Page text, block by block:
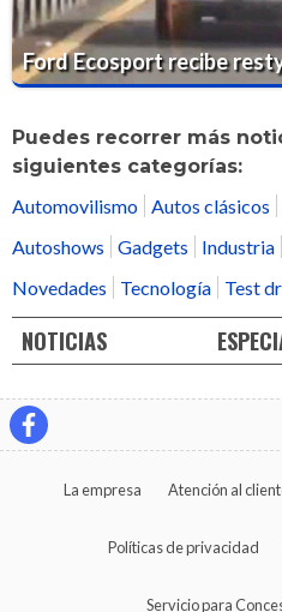
Ford Ecosport recibe
Puedes recorrer más
siguientes categorías:
Automovilismo
Autos clásicos
Autoshows
Gadgets Industria
Novedades
Tecnología Test
NOTICIAS
La empresa Atención al
Políticas de privacidad
Servicio para